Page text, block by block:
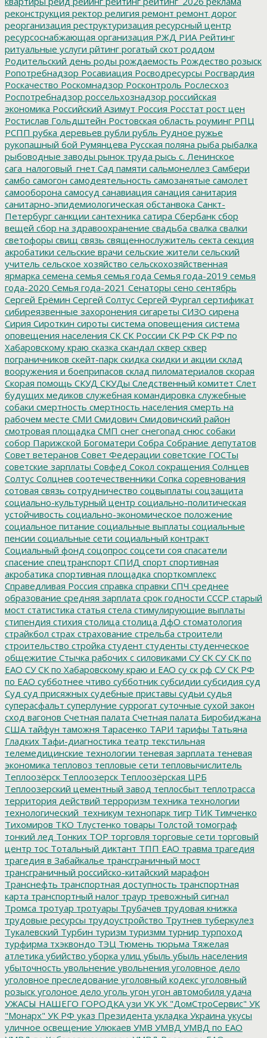
реконструкция ректор религия ремонт ремонт дорог
реорганизация реструктуризация ресурсный центр
ресурсоснабжающая организация РЖД РИА Рейтинг
ритуальные услуги рйтинг рогатый скот роддом
Родительский день роды рождаемость Рождество розыск
Ропотребнадзор Росавиация Росводресурсы Росгвардия
Роскачество Роскомнадзор Росконтроль Рослесхоз
Роспотребнадзор россельхознадзор российская
экономика Российский Азимут Россия Росстат рост цен
Ростислав Гольдштейн Ростовская область роуминг РПЦ
РСПП рубка деревьев рубли рубль Рудное ружье
рукопашный бой Румянцева Русская поляна рыба рыбалка
рыбоводные заводы рынок труда рысь с. Ленинское
сага_налоговый_гнет Сад памяти сальмонеллез Самбери
самбо самогон самодеятельность самозанятые самолет
самооборона самосуд санавиация санация санитария
санитарно-эпидемиологическая обстанвока Санкт-
Петербург санкции сантехника сатира Сбербанк сбор
вещей сбор на здравоохранение свадьба свалка свалки
светофоры свищ связь священнослужитель секта секция
акробатики сельские врачи сельские жители сельский
учитель сельское хозяйство сельскохозяйственная
ярмарка семена семья семья года Семья года-2019 семья
года-2020 Семья года-2021 Сенаторы сено сентябрь
Сергей Ерёмин Сергей Солтус Сергей Фургал сертификат
сибиреязвенные захоронения сигареты СИЗО сирена
Сирия Сироткин сироты система оповещения система
оповещения населения СК СК России СК РФ СК РФ по
Хабаровскому краю сказка скандал сквер сквер
пограничников скейт-парк скидка скидки и акции склад
вооружения и боеприпасов склад пиломатериалов скорая
Скорая помощь СКУД СКУДы Следственный комитет Слет
будущих медиков служебная командировка служебные
собаки смертность смертность населения смерть на
рабочем месте СМИ Смидович Смидовичский район
смотровая площадка СМП снег снегопад снюс собаки
собор Парижской Богоматери Собра Собрание депутатов
Совет ветеранов Совет Федерации советские ГОСТы
советские зарплаты Совфед Сокол сокращения Солнцев
Солтус Солцнев соотечественники Сопка соревнования
сотовая связь сотрудничество соцвыплаты соцзащита
социально-культурный центр социально-политическая
устойчивость социально-экономическое положение
социальное питание социальные выплаты социальные
пенсии социальные сети социальный контракт
Социальный фонд соцопрос соцсети соя спасатели
спасение спецтранспорт СПИД спорт спортивная
акробатика спортивная площадка спорткомплекс
Справедливая Россия справка справки СПЧ среднее
образование средняя зарплата срок годности СССР старый
мост статистика статья стела стимулирующие выплаты
стипендия стихия столица столица ДфО стоматология
страйкбол страх страхование стрельба строители
строительство стройка студент студенты студенческое
общежитие Стычка рабочих с силовиками СУ СК СУ СК по
ЕАО СУ СК по Хабаровскому краю и ЕАО су ск рф СУ СК РФ
по ЕАО субботнее чтиво субботник субсидии субсидия суд
Суд суд присяжных судебные приставы судьи судья
суперасфальт суперлуние суррогат суточные сухой закон
сход вагонов Счетная палата Счетная палата Биробиджана
США тайфун таможня Тарасенко ТАРИ тарифы Татьяна
Гладких Тафи-диагностика театр текстильная
телемедицинские технологии теневая зарплата теневая
экономика тепловоз тепловые сети тепловычислитель
Теплоозёрск Теплоозерск Теплоозёрская ЦРБ
Теплоозерский цементный завод теплосбыт теплотрасса
территория действий терроризм техника технологии
технологический_техникум технопарк тигр ТИК Тимченко
Тихомиров ТКО Тлустенко товары Толстой томограф
тонкий лед Тонких ТОР торговля торговые сети торговый
центр тос Тотальный диктант ТПП ЕАО травма трагедия
трагедия в Забайкалье трансграничный мост
трансграничный российско-китайский марафон
Транснефть транспортная доступность транспортная
карта транспортный налог траур тревожный сигнал
Тромса тротуар тротуары Трубачев трудовая книжка
трудовые ресурсы трудоустройство Трутнев туберкулез
Тукалевский Турбин туризм туризмм турнир турпоход
турфирма тхэквондо ТЭЦ Тюмень тюрьма Тяжелая
атлетика убийство уборка улиц убыль убыль населения
убыточность увольнение увольнения уголовное дело
уголовное преследование уголовный кодекс уголовный
розыск уголоное дело уголь угон угон автомобиля удача
УЖАСЫ НАШЕГО ГОРОДКА узи УК УК "ДомСтроСервис" УК
"Монарх" УК РФ указ Президента укладка Украина укусы
уличное освещение Улюкаев УМВ УМВД УМВД по ЕАО